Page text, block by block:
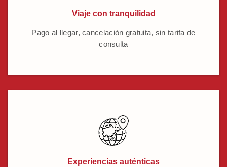
Viaje con tranquilidad
Pago al llegar, cancelación gratuita, sin tarifa de
consulta
Experiencias auténticas